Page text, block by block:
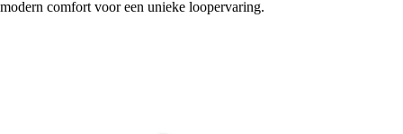
modern comfort voor een unieke loopervaring.